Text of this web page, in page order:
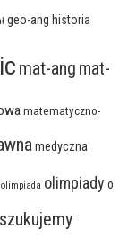
geo-ang historia
mat-ang mat-
matematyczno-
medyczna
olimpiada olimpiady o